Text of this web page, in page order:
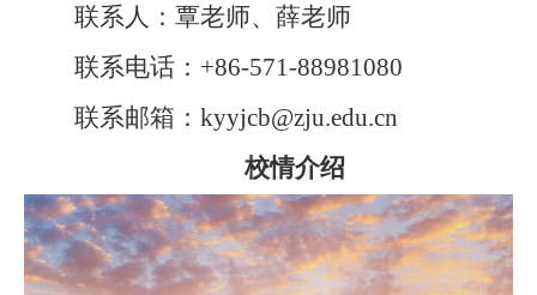
联系人：覃老师、薛老师
联系电话： +86-571-88981080
联系邮箱：kyyjcb@zju.edu.cn
校情介绍